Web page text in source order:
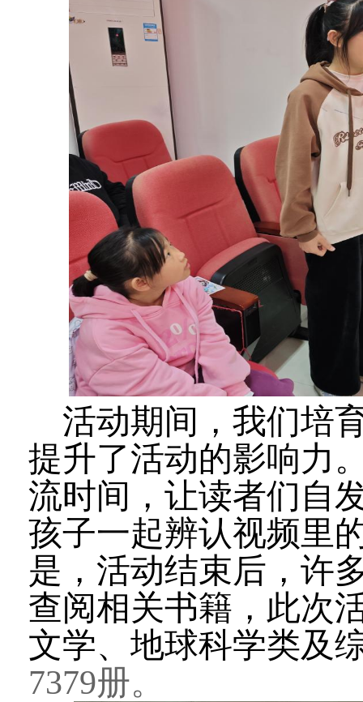
活动期间，我们培
提升了活动的影响力
流时间，让读者们自
孩子一起辨认视频里
是，活动结束后，许
查阅相关书籍，此次
文学、地球科学类及
7379册。